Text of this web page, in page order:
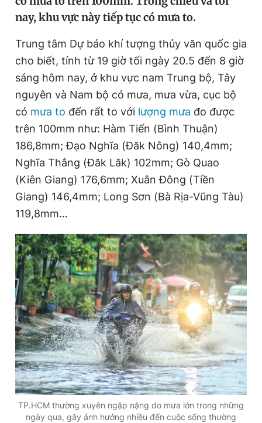
Video Magazine
Sản phẩm khác
Tiện ích Bạn cần biết
Thông tin tòa soạn Liên hệ quảng cáo
Đọc Thanh Niên trên điện thoại
Theo dõi báo trên
Hotline
0906 645 777
Liên hệ quảng cáo
0908 780 404
Đặt báo Quảng cáo RSS Tòa soạn Chính sách bảo
Tổng biên tập: Nguyễn Ngọc Toàn
Phó tổng biên tập thường trực: Hải Thành
Phó tổng biên tập: Lâm Hiếu Dũng
Phó tổng biên tập: Trần Việt Hưng
Tổng thư ký tòa soạn: Đức Trung
nay, khu vực này tiếp tục có mưa to.
Trung tâm Dự báo khí tượng thủy văn quốc gia
cho biết, tính từ 19 giờ tối ngày 20.5 đến 8 giờ
sáng hôm nay, ở khu vực nam Trung bộ, Tây
nguyên và Nam bộ có mưa, mưa vừa, cục bộ
có mưa to đến rất to với lượng mưa đo được
trên 100mm như: Hàm Tiến (Bình Thuận)
186,8mm; Đạo Nghĩa (Đăk Nông) 140,4mm;
Nghĩa Thắng (Đăk Lăk) 102mm; Gò Quao
(Kiên Giang) 176,6mm; Xuân Đông (Tiền
Giang) 146,4mm; Long Sơn (Bà Rịa-Vũng Tàu)
119,8mm…
TP.HCM thường xuyên ngập nặng do mưa lớn trong những
ngày qua, gây ảnh hưởng nhiều đến cuộc sống thường